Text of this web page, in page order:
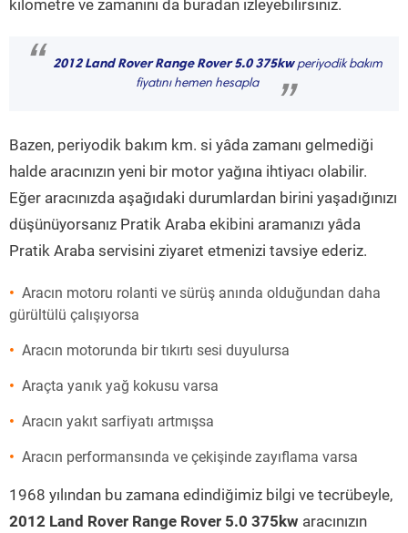
kilometre ve zamanını da buradan izleyebilirsiniz.
“ 2012 Land Rover Range Rover 5.0 375kwperiyodik bakım
fiyatını hemen hesapla
”
Bazen, periyodik bakım km. si yâda zamanı gelmediği
halde aracınızın yeni bir motor yağına ihtiyacı olabilir.
Eğer aracınızda aşağıdaki durumlardan birini yaşadığınızı
düşünüyorsanız Pratik Araba ekibini aramanızı yâda
Pratik Araba servisini ziyaret etmenizi tavsiye ederiz.
Aracın motoru rolanti ve sürüş anında olduğundan daha
gürültülü çalışıyorsa
Aracın motorunda bir tıkırtı sesi duyulursa
Araçta yanık yağ kokusu varsa
Aracın yakıt sarfiyatı artmışsa
Aracın performansında ve çekişinde zayıflama varsa
1968 yılından bu zamana edindiğimiz bilgi ve tecrübeyle,
2012 Land Rover Range Rover 5.0 375kw aracınızın